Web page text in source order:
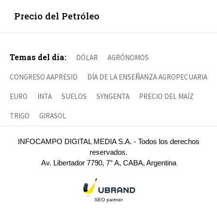
Precio del Petróleo
Temas del día: DÓLAR AGRÓNOMOS
CONGRESO AAPRESID DÍA DE LA ENSEÑANZA AGROPECUARIA
EURO INTA SUELOS SYNGENTA PRECIO DEL MAÍZ
TRIGO GIRASOL
INFOCAMPO DIGITAL MEDIA S.A. - Todos los derechos
reservados.
Av. Libertador 7790, 7° A, CABA, Argentina
SEO partner